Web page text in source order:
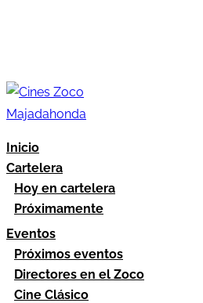
Inicio
Cartelera
Hoy en cartelera
Próximamente
Eventos
Próximos eventos
Directores en el Zoco
Cine Clásico